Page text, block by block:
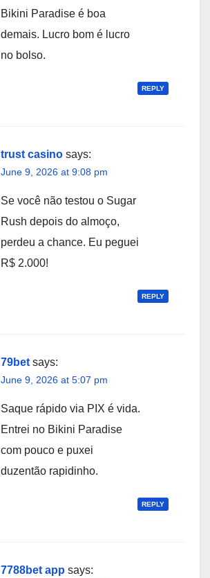
Bikini Paradise é boa
demais. Lucro bom é lucro
no bolso.
REPLY
trust casino says:
June 9, 2026 at 9:08 pm
Se você não testou o Sugar
Rush depois do almoço,
perdeu a chance. Eu peguei
R$ 2.000!
REPLY
79bet says:
June 9, 2026 at 5:07 pm
Saque rápido via PIX é vida.
Entrei no Bikini Paradise
com pouco e puxei
duzentão rapidinho.
REPLY
7788bet app says: